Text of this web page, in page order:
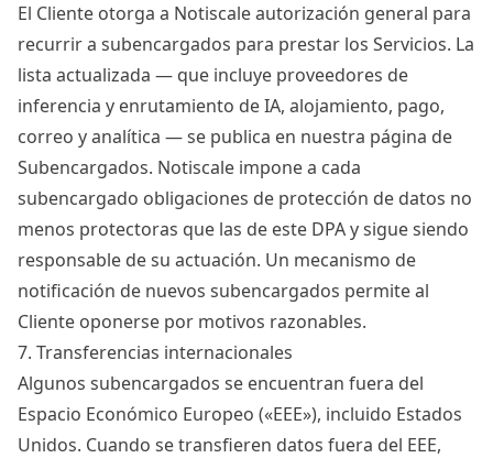
El Cliente otorga a Notiscale autorización general para
recurrir a subencargados para prestar los Servicios. La
lista actualizada — que incluye proveedores de
inferencia y enrutamiento de IA, alojamiento, pago,
correo y analítica — se publica en nuestra página de
Subencargados. Notiscale impone a cada
subencargado obligaciones de protección de datos no
menos protectoras que las de este DPA y sigue siendo
responsable de su actuación. Un mecanismo de
notificación de nuevos subencargados permite al
Cliente oponerse por motivos razonables.
7. Transferencias internacionales
Algunos subencargados se encuentran fuera del
Espacio Económico Europeo («EEE»), incluido Estados
Unidos. Cuando se transfieren datos fuera del EEE,